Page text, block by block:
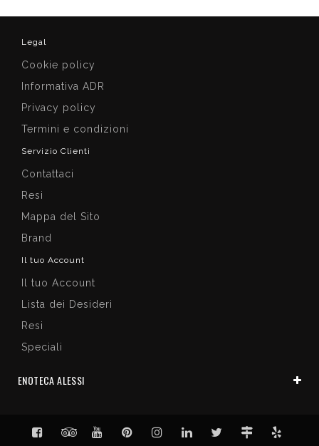
Legal
Cookie policy
Informativa ADR
Privacy policy
Termini e condizioni
Servizio Clienti
Contattaci
Resi
Mappa del Sito
Brand
Il tuo Account
Il tuo Account
Lista dei Desideri
Resi
Speciali
ENOTECA ALESSI